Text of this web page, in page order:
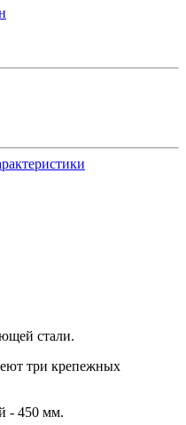
стали.
три крепежных
- 450 мм.